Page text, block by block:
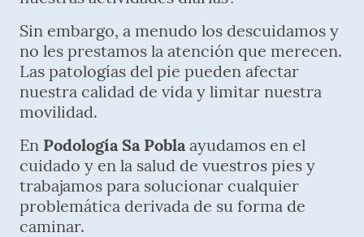
Sin embargo, a menudo los descuidamos y
no les prestamos la atención que merecen.
Las patologías del pie pueden afectar
nuestra calidad de vida y limitar nuestra
movilidad.
En Podología Sa Pobla ayudamos en el
cuidado y en la salud de vuestros pies y
trabajamos para solucionar cualquier
problemática derivada de su forma de
caminar.